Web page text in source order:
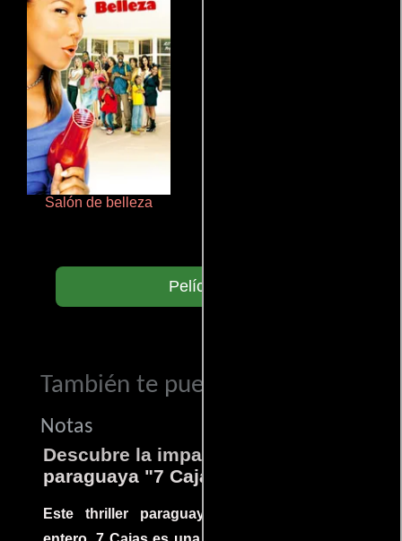
Salón de belleza
Películas
También te puede interesar...
Notas
Descubre la impactante película
paraguaya "7 Cajas"
Este thriller paraguayo cautivó al mundo